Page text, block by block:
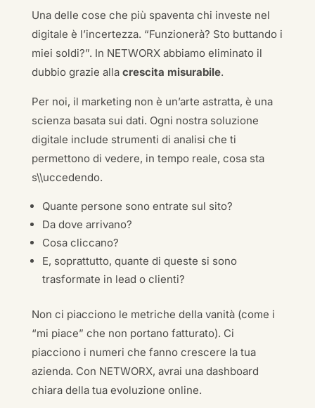
Una delle cose che più spaventa chi investe nel
digitale è l’incertezza. “Funzionerà? Sto buttando i
miei soldi?”. In NETWORX abbiamo eliminato il
dubbio grazie alla crescita misurabile.
Per noi, il marketing non è un’arte astratta, è una
scienza basata sui dati. Ogni nostra soluzione
digitale include strumenti di analisi che ti
permettono di vedere, in tempo reale, cosa sta
s\\uccedendo.
Quante persone sono entrate sul sito?
Da dove arrivano?
Cosa cliccano?
E, soprattutto, quante di queste si sono
trasformate in lead o clienti?
Non ci piacciono le metriche della vanità (come i
“mi piace” che non portano fatturato). Ci
piacciono i numeri che fanno crescere la tua
azienda. Con NETWORX, avrai una dashboard
chiara della tua evoluzione online.